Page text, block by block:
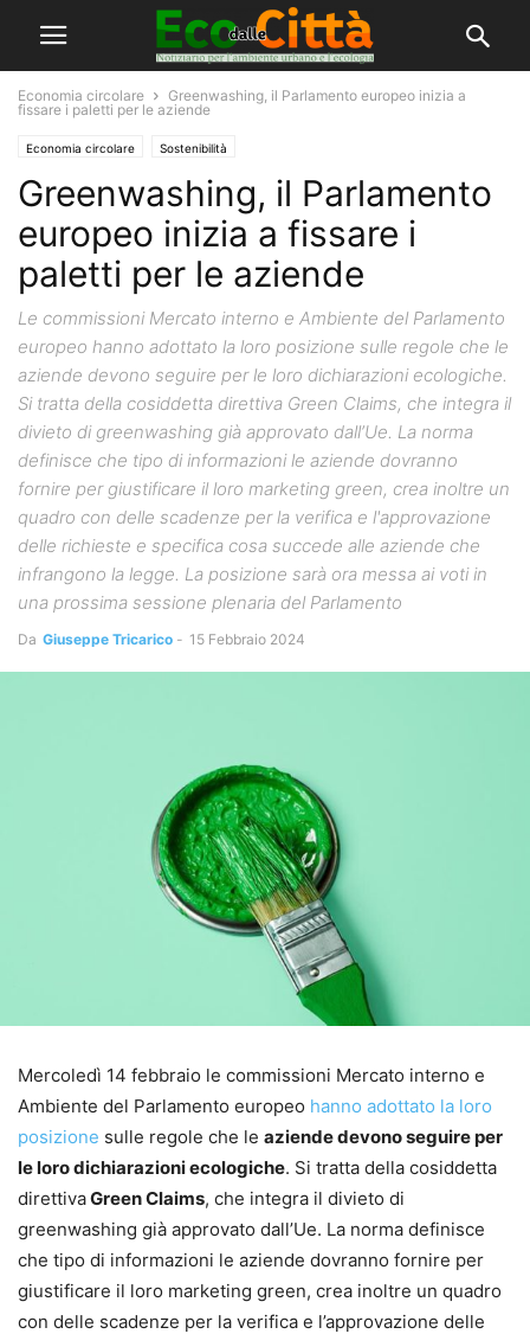
Economia circolare
Greenwashing, il Parlamento europeo inizia a
fissare i paletti per le aziende
Economia circolare Sostenibilità
Greenwashing, il Parlamento
europeo inizia a fissare i
paletti per le aziende
Le commissioni Mercato interno e Ambiente del Parlamento
europeo hanno adottato la loro posizione sulle regole che le
aziende devono seguire per le loro dichiarazioni ecologiche.
Si tratta della cosiddetta direttiva Green Claims, che integra il
divieto di greenwashing già approvato dall’Ue. La norma
definisce che tipo di informazioni le aziende dovranno
fornire per giustificare il loro marketing green, crea inoltre un
quadro con delle scadenze per la verifica e l'approvazione
delle richieste e specifica cosa succede alle aziende che
infrangono la legge. La posizione sarà ora messa ai voti in
una prossima sessione plenaria del Parlamento
Da Giuseppe Tricarico - 15 Febbraio 2024
Mercoledì 14 febbraio le commissioni Mercato interno e
Ambiente del Parlamento europeo hanno adottato la loro
posizione sulle regole che le aziende devono seguire per
le loro dichiarazioni ecologiche. Si tratta della cosiddetta
direttivaGreen Claims, che integra il divieto di
greenwashing già approvato dall’Ue. La norma definisce
che tipo di informazioni le aziende dovranno fornire per
giustificare il loro marketing green, crea inoltre un quadro
con delle scadenze per la verifica e l’approvazione delle